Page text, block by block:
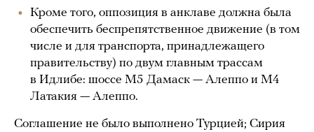
Кроме того, оппозиция в анклаве должна была
обеспечить беспрепятственное движение (в том
числе и для транспорта, принадлежащего
правительству) по двум главным трассам
в Идлибе: шоссе М5 Дамаск — Алеппо и М4
Латакия — Алеппо.
Соглашение не было выполнено Турцией; Сирия